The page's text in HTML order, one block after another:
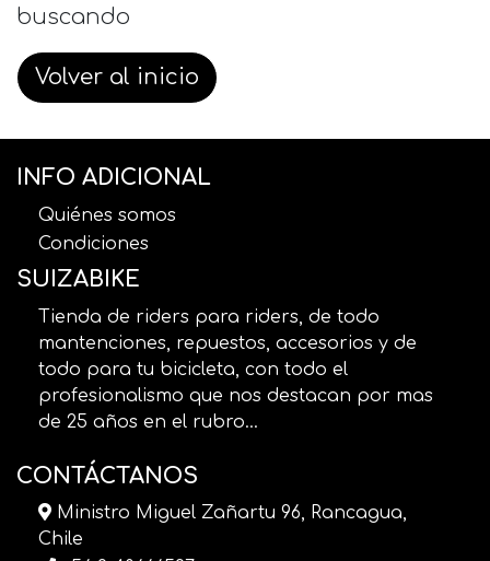
buscando
Volver al inicio
INFO ADICIONAL
Quiénes somos
Condiciones
SUIZABIKE
Tienda de riders para riders, de todo
mantenciones, repuestos, accesorios y de
todo para tu bicicleta, con todo el
profesionalismo que nos destacan por mas
de 25 años en el rubro...
CONTÁCTANOS
Ministro Miguel Zañartu 96, Rancagua,
Chile